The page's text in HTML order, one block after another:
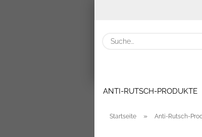
ANTI-RUTSCH-PRODUKTE
Startseite » Anti-Rutsch-